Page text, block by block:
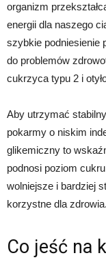
organizm
energii dla naszego
szybkie podniesienie
do problemów
cukrzyca typu 2 i
Aby utrzymać
pokarmy o niskim
glikemiczny to
podnosi poziom
wolniejsze i bardziej
korzystne dla zdrowia.
Co jeść na